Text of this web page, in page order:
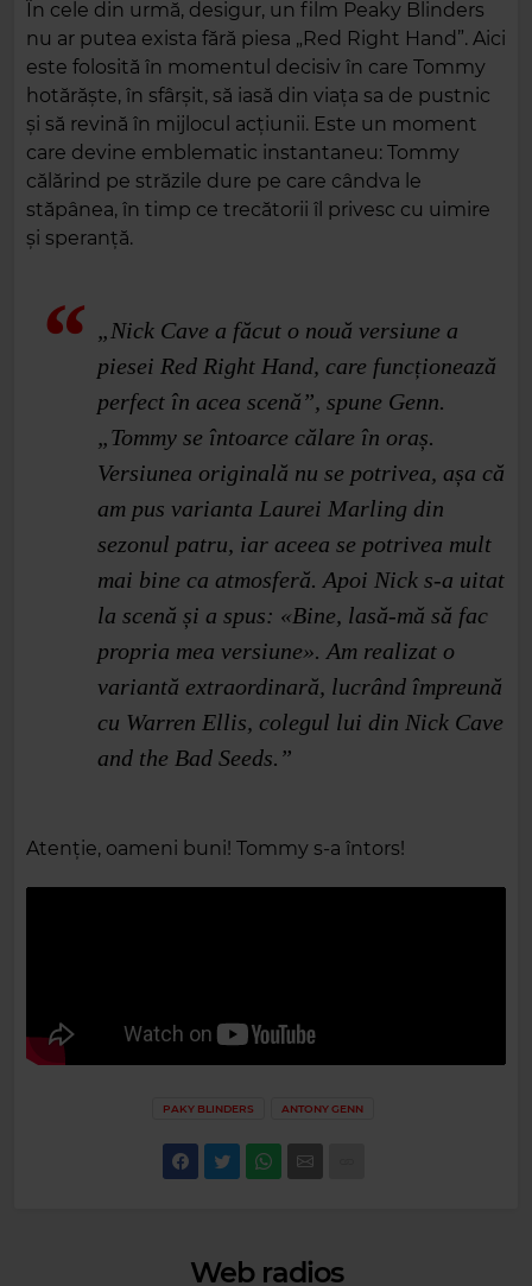
În cele din urmă, desigur, un film Peaky Blinders
nu ar putea exista fără piesa „Red Right Hand”. Aici
este folosită în momentul decisiv în care Tommy
hotărăște, în sfârșit, să iasă din viața sa de pustnic
și să revină în mijlocul acțiunii. Este un moment
care devine emblematic instantaneu: Tommy
călărind pe străzile dure pe care cândva le
stăpânea, în timp ce trecătorii îl privesc cu uimire
și speranță.
„Nick Cave a făcut o nouă versiune a
piesei Red Right Hand, care funcționează
perfect în acea scenă”, spune Genn.
„Tommy se întoarce călare în oraș.
Versiunea originală nu se potrivea, așa că
am pus varianta Laurei Marling din
sezonul patru, iar aceea se potrivea mult
mai bine ca atmosferă. Apoi Nick s‑a uitat
la scenă și a spus: «Bine, lasă‑mă să fac
propria mea versiune». Am realizat o
variantă extraordinară, lucrând împreună
cu Warren Ellis, colegul lui din Nick Cave
and the Bad Seeds.”
Atenție, oameni buni! Tommy s‑a întors!
PAKY BLINDERS ANTONY GENN
Web radios